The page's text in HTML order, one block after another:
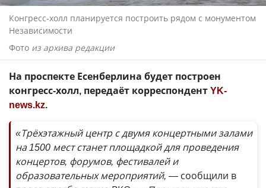
Конгресс-холл планируется построить рядом с монументом
Независимости
Фото из архива редакции
На проспекте Есенберлина будет построен
конгресс-холл, передаёт корреспондентYK-
news.kz.
«Трёхэтажный центр с двумя концертными залами
на 1500 мест станет площадкой для проведения
концертов, форумов, фестивалей и
образовательных мероприятий, — сообщили в